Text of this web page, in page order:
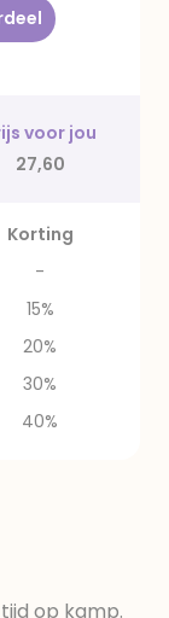
voor jou
27,60
Korting
-
15%
20%
30%
40%
op kamp.